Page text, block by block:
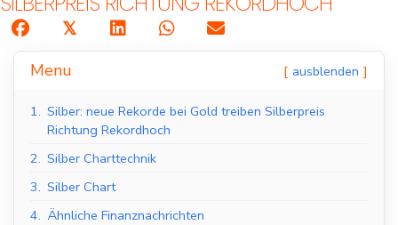
𝕏
Menu ausblenden
1. Silber: neue Rekorde bei Gold treiben Silberpreis
Richtung Rekordhoch
2. Silber Charttechnik
3. Silber Chart
4. Ähnliche Finanznachrichten